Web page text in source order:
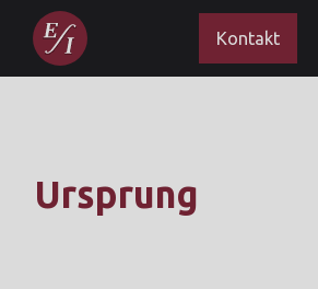
Kontakt
Ursprung